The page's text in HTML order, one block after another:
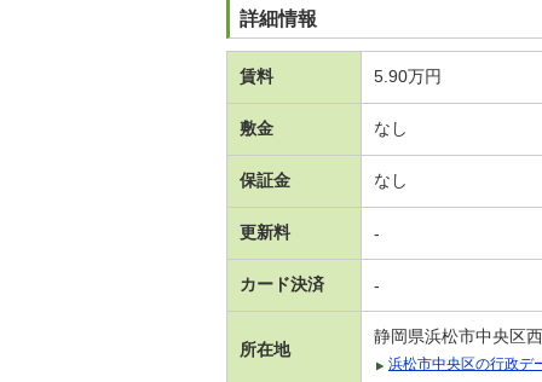
詳細情報
賃料 5.90万円
敷金 なし
保証金 なし
更新料 -
カード決済 -
所在地
静岡県浜松市中央区
浜松市中央区の行政デ